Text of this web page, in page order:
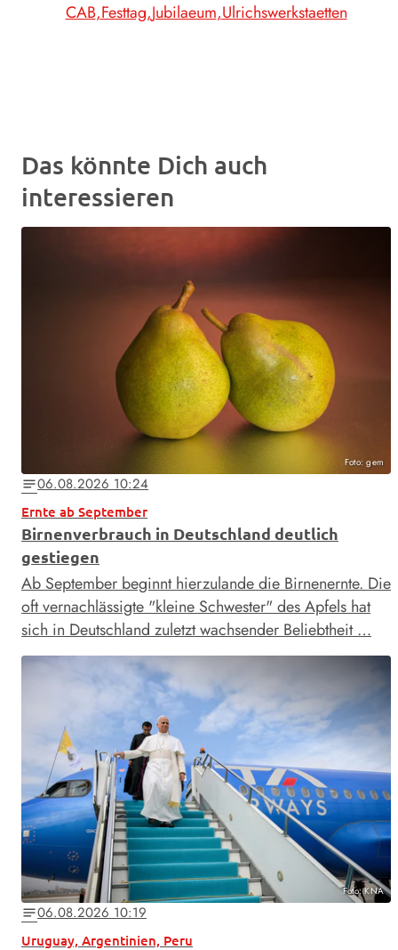
CAB Festtag Jubilaeum Ulrichswerkstaetten
Das könnte Dich auch
interessieren
Foto: gem
notes06.08.2026 10:24
Ernte ab September
Birnenverbrauch in Deutschland deutlich
gestiegen
Ab September beginnt hierzulande die Birnenernte. Die
oft vernachlässigte "kleine Schwester" des Apfels hat
sich in Deutschland zuletzt wachsender Beliebtheit …
Foto: KNA
notes06.08.2026 10:19
Uruguay, Argentinien, Peru